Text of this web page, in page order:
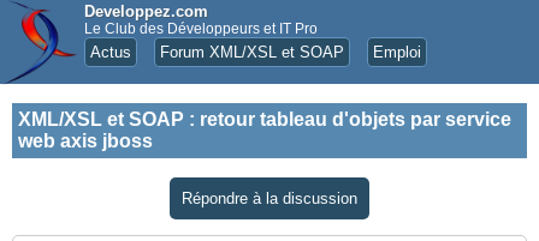
Developpez.com
Le Club des Développeurs et IT Pro
Actus Forum XML/XSL et SOAP Emploi
XML/XSL et SOAP : retour tableau d'objets par service
web axis jboss
Répondre à la discussion